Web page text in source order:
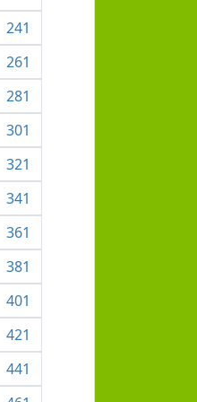
241
261
281
301
321
341
361
381
401
421
441